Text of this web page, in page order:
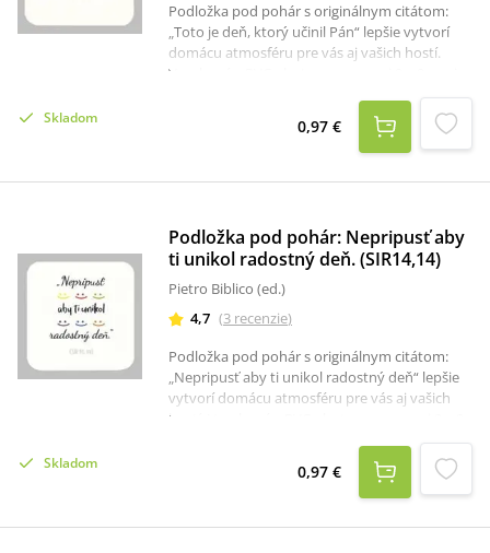
Podložka pod pohár s originálnym citátom:
„Toto je deň, ktorý učinil Pán“ lepšie vytvorí
domácu atmosféru pre vás aj vašich hostí.
Vyrobená z PVC plastu s rozmermi 9 x 9 cm, je
pripravená zabrániť odtlačkom na vašom stole
a potešiť každého, kto na ňu vzhliadne.
Skladom 0,97 €
Podložka pod pohár: Nepripusť aby
ti unikol radostný deň. (SIR14,14)
Pietro Biblico (ed.)
4,7 (3 recenzie)
Podložka pod pohár s originálnym citátom:
„Nepripusť aby ti unikol radostný deň“ lepšie
vytvorí domácu atmosféru pre vás aj vašich
hostí. Vyrobená z PVC plastu s rozmermi 9 x 9
cm, je pripravená zabrániť odtlačkom na
vašom stole a potešiť každého, kto na ňu
Skladom 0,97 €